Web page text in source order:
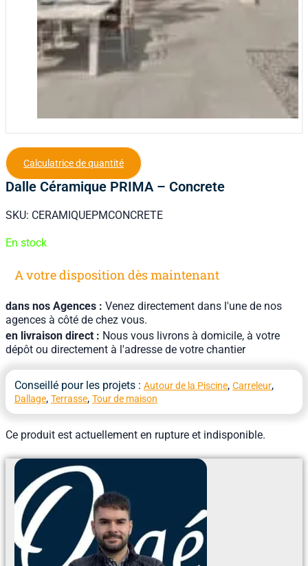
Calculatrice de quantité
Dalle Céramique PRIMA – Concrete
SKU: CERAMIQUEPMCONCRETE
En stock
A votre disposition dès maintenant
dans nos Agences : Venez directement dans l'une de nos
agences à côté de chez vous.
en livraison direct : Nous vous livrons à domicile, à votre
dépôt ou directement à l'adresse de votre chantier
Conseillé pour les projets : Autour de la Piscine, Carreleur,
Dallage, Terrasse, Tour de maison
Ce produit est actuellement en rupture et indisponible.